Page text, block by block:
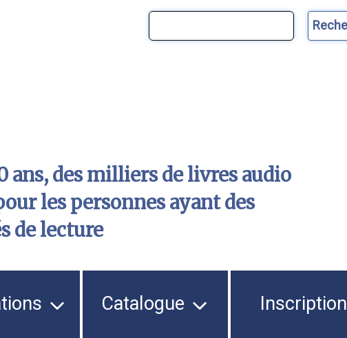
ans, des milliers de livres audio
les personnes ayant des
de lecture
Catalogue Inscription